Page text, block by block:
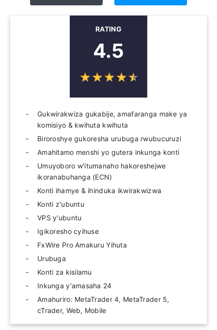
RATING
4.5
☆☆☆☆☆
★★★★★
Gukwirakwiza gukabije, amafaranga make ya
komisiyo & kwihuta kwihuta
Biroroshye gukoresha urubuga rwubucuruzi
Amahitamo menshi yo gutera inkunga konti
Umuyoboro w'itumanaho hakoreshejwe
ikoranabuhanga (ECN)
Konti ihamye & ihinduka ikwirakwizwa
Konti z'ubuntu
VPS y'ubuntu
Igikoresho cyihuse
FxWire Pro Amakuru Yihuta
Urubuga
Konti za kisilamu
Inkunga y'amasaha 24
Amahuriro: MetaTrader 4, MetaTrader 5,
cTrader, Web, Mobile